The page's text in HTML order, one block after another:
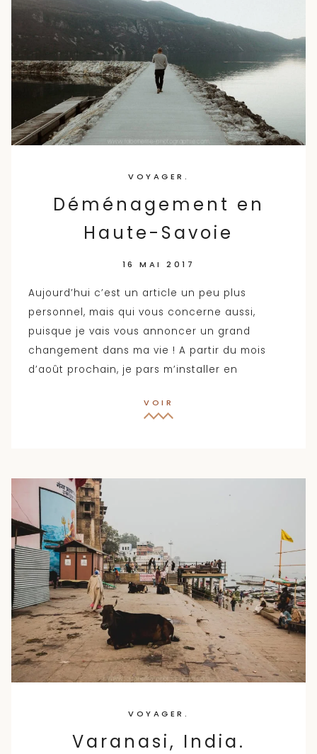
VOYAGER.
Déménagement en
Haute-Savoie
16 MAI 2017
Aujourd’hui c’est un article un peu plus
personnel, mais qui vous concerne aussi,
puisque je vais vous annoncer un grand
changement dans ma vie ! A partir du mois
d’août prochain, je pars m’installer en
VOIR
VOYAGER.
Varanasi, India.